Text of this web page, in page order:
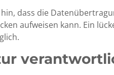
dass die
aufweisen kann. Ein